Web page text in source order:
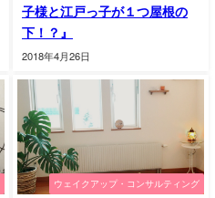
子様と江戸っ子が１つ屋根の
下！？』
2018年4月26日
ウェイクアップ・コンサルティング